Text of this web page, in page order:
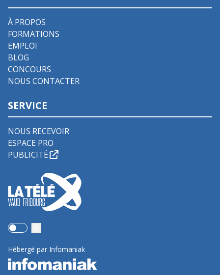
À PROPOS
FORMATIONS
EMPLOI
BLOG
CONCOURS
NOUS CONTACTER
SERVICE
NOUS RECEVOIR
ESPACE PRO
PUBLICITÉ
Use setting
Hébergé par Infomaniak